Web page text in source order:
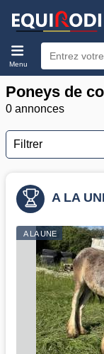
Menu
Poneys de
0 annonces
Filtrer
A LA
A LA UNE